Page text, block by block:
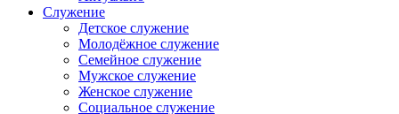
Служение
Детское служение
Молодёжное служение
Семейное служение
Мужское служение
Женское служение
Социальное служение